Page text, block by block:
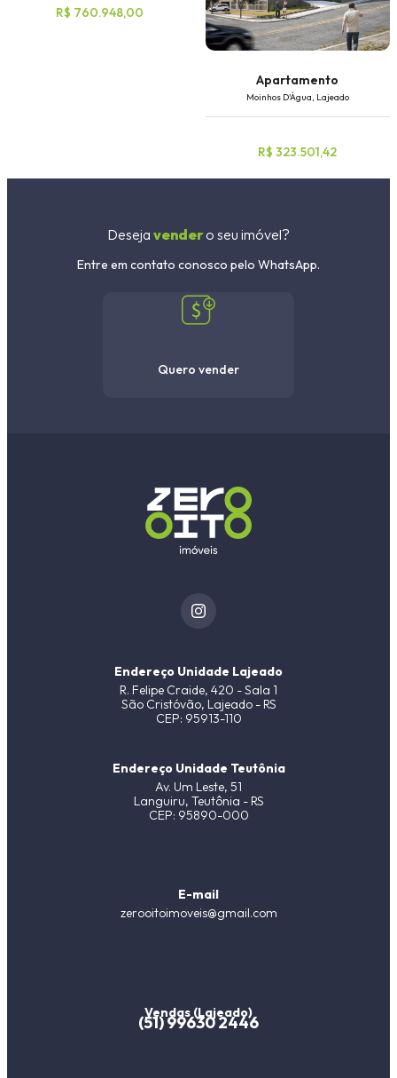
R$ 760.948,00
Apartamento
Moinhos D'Água, Lajeado
R$ 323.501,42
Deseja vendero seu imóvel?
Entre em contato conosco pelo WhatsApp.
Quero vender
Endereço Unidade Lajeado
R. Felipe Craide, 420 - Sala 1
São Cristóvão, Lajeado - RS
CEP: 95913-110
Endereço Unidade Teutônia
Av. Um Leste, 51
Languiru, Teutônia - RS
CEP: 95890-000
E-mail
zerooitoimoveis@gmail.com
Vendas (Lajeado)
(51) 99630 2446